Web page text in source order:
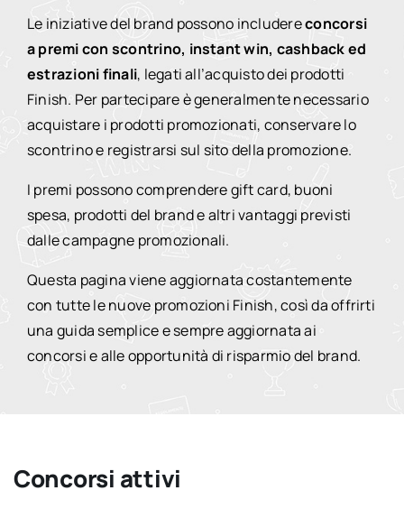
Le iniziative del brand possono includereconcorsi
a premi con scontrino, instant win, cashback ed
estrazioni finali, legati all’acquisto dei prodotti
Finish. Per partecipare è generalmente necessario
acquistare i prodotti promozionati, conservare lo
scontrino e registrarsi sul sito della promozione.
I premi possono comprendere gift card, buoni
spesa, prodotti del brand e altri vantaggi previsti
dalle campagne promozionali.
Questa pagina viene aggiornata costantemente
con tutte le nuove promozioni Finish, così da offrirti
una guida semplice e sempre aggiornata ai
concorsi e alle opportunità di risparmio del brand.
Concorsi attivi